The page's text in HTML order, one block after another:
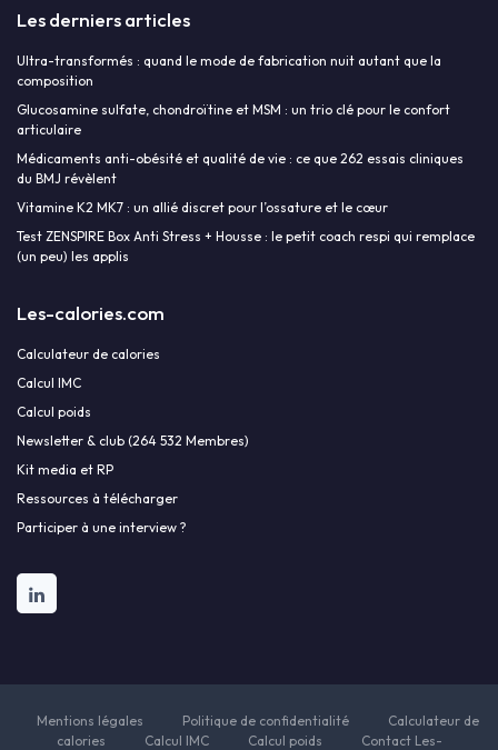
Les derniers articles
Ultra-transformés : quand le mode de fabrication nuit autant que la
composition
Glucosamine sulfate, chondroïtine et MSM : un trio clé pour le confort
articulaire
Médicaments anti-obésité et qualité de vie : ce que 262 essais cliniques
du BMJ révèlent
Vitamine K2 MK7 : un allié discret pour l’ossature et le cœur
Test ZENSPIRE Box Anti Stress + Housse : le petit coach respi qui remplace
(un peu) les applis
Les-calories.com
Calculateur de calories
Calcul IMC
Calcul poids
Newsletter & club (264 532 Membres)
Kit media et RP
Ressources à télécharger
Participer à une interview ?
Mentions légales Politique de confidentialité
Calculateur de
calories
Calcul IMC Calcul poids Contact Les-